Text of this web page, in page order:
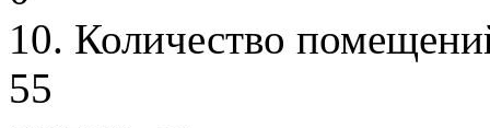
10. Количество
55